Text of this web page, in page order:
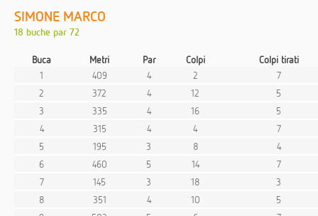
SIMONE MARCO
18 buche par 72
Buca Metri Par Colpi
Colpi tirati
1
409 4 2
7
2
372 4 12
5
3
335 4 16
5
4
315 4 4
7
5
195 3 8
4
6
460 5 14
7
7
145 3 18
3
8
351 4 10
5